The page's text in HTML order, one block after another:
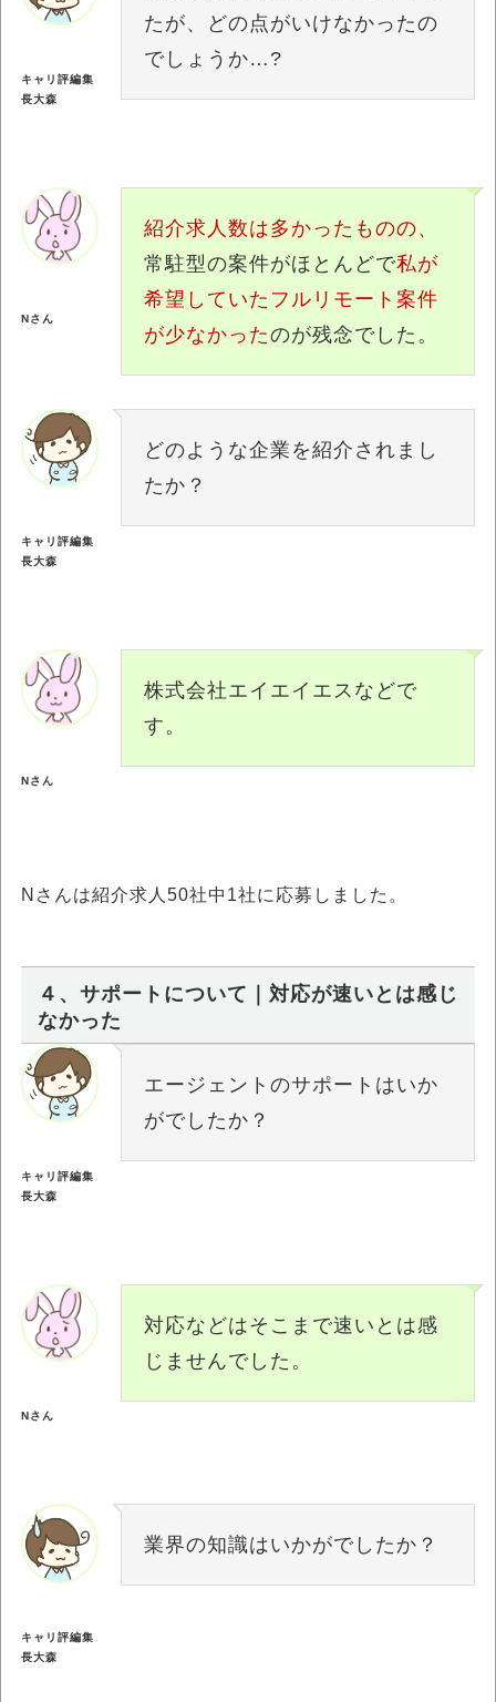
キャリ評編集
長大森
たが、どの点がいけなかったの
でしょうか…?
紹介求人数は多かったものの、
常駐型の案件がほとんどで私が
希望していたフルリモート案件
が少なかったのが残念でした。
Nさん
キャリ評編集
長大森
どのような企業を紹介されまし
たか？
株式会社エイエイエスなどで
す。
Nさん
Nさんは紹介求人50社中1社に応募しました。
４、サポートについて｜対応が速いとは感じ
なかった
キャリ評編集
長大森
エージェントのサポートはいか
がでしたか？
対応などはそこまで速いとは感
じませんでした。
Nさん
キャリ評編集
長大森
業界の知識はいかがでしたか？